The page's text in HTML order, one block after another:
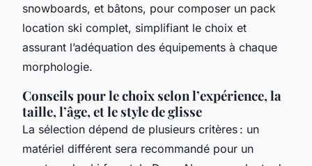
snowboards, et bâtons, pour composer un pack
location ski complet, simplifiant le choix et
assurant l’adéquation des équipements à chaque
morphologie.
Conseils pour le choix selon l’expérience, la
taille, l’âge, et le style de glisse
La sélection dépend de plusieurs critères : un
matériel différent sera recommandé pour un